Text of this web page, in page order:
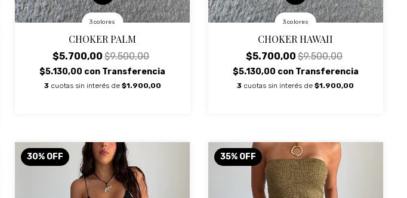
3 colores
CHOKER PALM
$5.700,00$9.500,00
$5.130,00 con Transferencia
3 cuotas sin interés de $1.900,00
3 colores
CHOKER HAWAII
$5.700,00$9.500,00
$5.130,00 con Transferencia
3 cuotas sin interés de$1.900,00
30% OFF 35% OFF